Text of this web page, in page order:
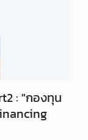
: "กองทุน